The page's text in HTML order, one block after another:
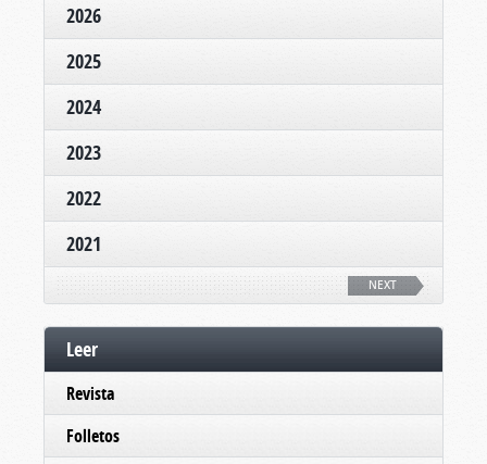
2026
2025
2024
2023
2022
2021
NEXT
Leer
Revista
Folletos